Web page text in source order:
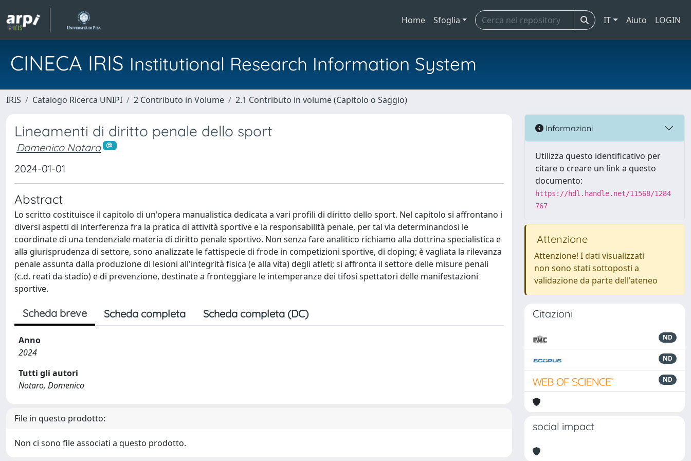
Home Sfoglia IT Aiuto LOGIN
CINECA IRIS Institutional Research Information System
IRIS Catalogo Ricerca UNIPI 2 Contributo in Volume 2.1 Contributo in volume (Capitolo o Saggio)
Lineamenti di diritto penale dello sport
Domenico Notaro
2024-01-01
Abstract
Lo scritto costituisce il capitolo di un'opera manualistica dedicata a vari profili di diritto dello sport. Nel capitolo si affrontano i
diversi aspetti di interferenza fra la pratica di attività sportive e la responsabilità penale, per tal via determinandosi le
coordinate di una tendenziale materia di diritto penale sportivo. Non senza fare analitico richiamo alla dottrina specialistica e
alla giurisprudenza di settore, sono analizzate le fattispecie di frode in competizioni sportive, di doping; è vagliata la rilevanza
penale assunta dalla produzione di lesioni all'integrità fisica (e alla vita) degli atleti; si affronta il settore delle misure penali
(c.d. reati da stadio) e di prevenzione, destinate a fronteggiare le intemperanze dei tifosi spettatori delle manifestazioni
sportive.
Scheda breve Scheda completa Scheda completa (DC)
Anno
2024
Tutti gli autori
Notaro, Domenico
File in questo prodotto:
Non ci sono file associati a questo prodotto.
Informazioni
Utilizza questo identificativo per
citare o creare un link a questo
documento:
https://hdl.handle.net/11568/1284
767
Attenzione
Attenzione! I dati visualizzati
non sono stati sottoposti a
validazione da parte dell'ateneo
Citazioni
ND
ND
ND
social impact